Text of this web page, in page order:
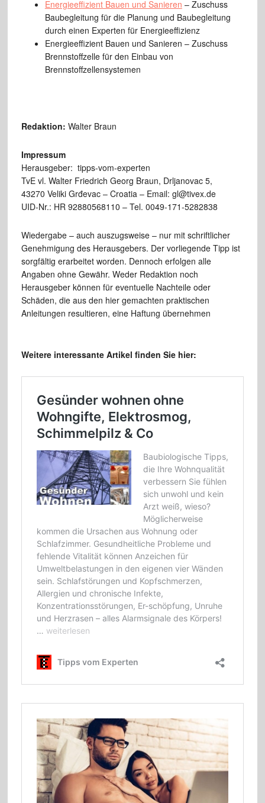
Energieeffizient Bauen und Sanieren – Zuschuss
Baubegleitung für die Planung und Baubegleitung
durch einen Experten für Energieeffizienz
Energieeffizient Bauen und Sanieren – Zuschuss
Brennstoffzelle für den Einbau von
Brennstoffzellensystemen
Redaktion: Walter Braun
Impressum
Herausgeber: tipps-vom-experten
TvE vl. Walter Friedrich Georg Braun, Drljanovac 5,
43270 Veliki Grđevac – Croatia – Email: gl@tivex.de
UID-Nr.: HR 92880568110 – Tel. 0049-171-5282838
Wiedergabe – auch auszugsweise – nur mit schriftlicher
Genehmigung des Herausgebers. Der vorliegende Tipp ist
sorgfältig erarbeitet worden. Dennoch erfolgen alle
Angaben ohne Gewähr. Weder Redaktion noch
Herausgeber können für eventuelle Nachteile oder
Schäden, die aus den hier gemachten praktischen
Anleitungen resultieren, eine Haftung übernehmen
Weitere interessante Artikel finden Sie hier: